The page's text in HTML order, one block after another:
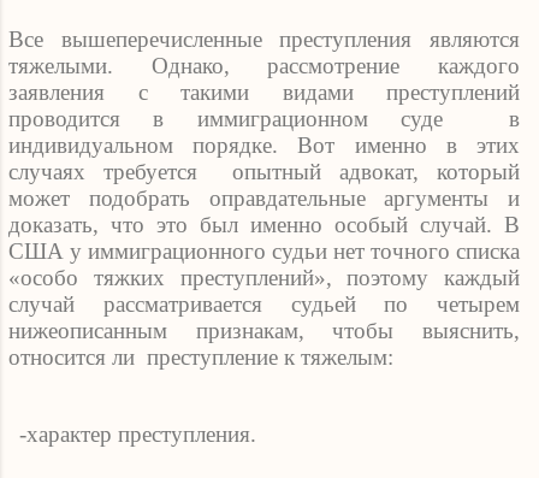
Все вышеперечисленные преступления являются
тяжелыми. Однако, рассмотрение каждого
заявления с такими видами преступлений
проводится в иммиграционном суде
в
индивидуальном порядке. Вот именно в этих
случаях требуется
опытный адвокат, который
может подобрать оправдательные аргументы и
доказать, что это был именно особый случай. В
США у иммиграционного судьи нет точного списка
«особо тяжких преступлений», поэтому каждый
случай рассматривается судьей по четырем
нижеописанным признакам, чтобы выяснить,
относится ли преступление к тяжелым:
-характер преступления.